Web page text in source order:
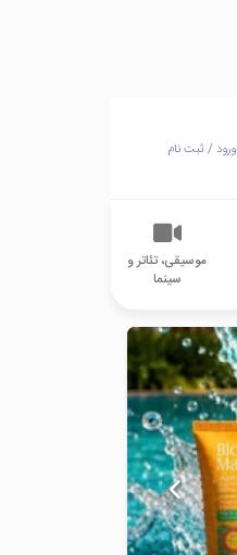
ورود / ثبت نام
موسیقی، تئاتر و
سینما